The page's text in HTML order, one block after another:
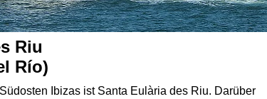
Riu
Río)
Ibizas ist Santa Eulària des Riu. Darüber